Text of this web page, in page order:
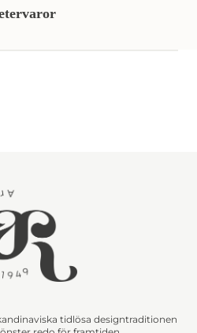
tidlösa designtraditionen